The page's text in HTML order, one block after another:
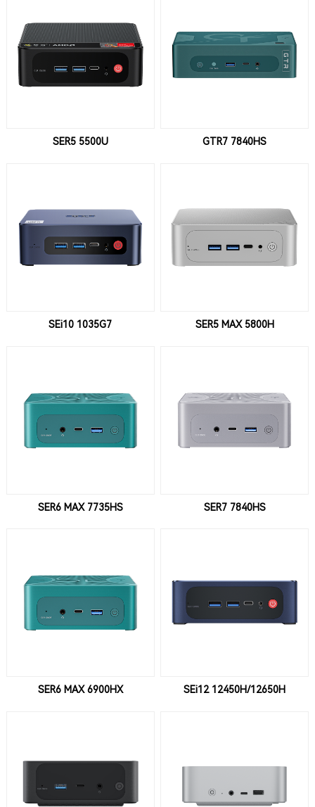
SER5 5500U GTR7 7840HS
SEi10 1035G7 SER5 MAX 5800H
SER6 MAX 7735HS SER7 7840HS
SER6 MAX 6900HX SEi12 12450H/12650H